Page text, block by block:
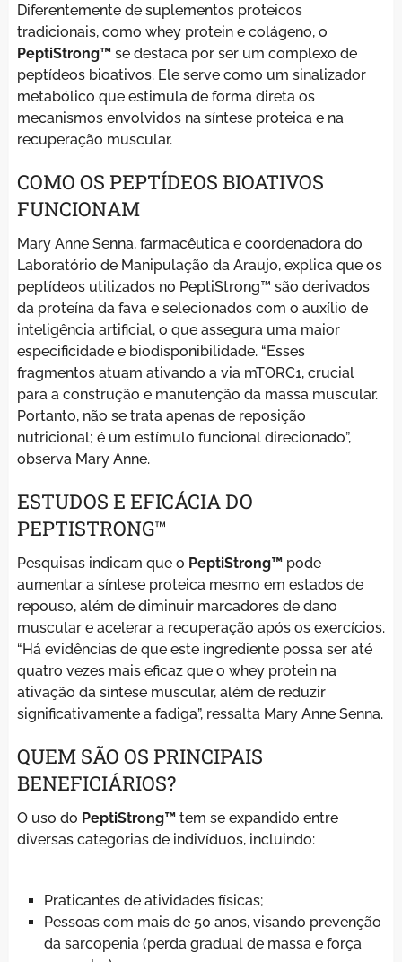
Diferentemente de suplementos proteicos
tradicionais, como whey protein e colágeno, o
PeptiStrong™se destaca por ser um complexo de
peptídeos bioativos. Ele serve como um sinalizador
metabólico que estimula de forma direta os
mecanismos envolvidos na síntese proteica e na
recuperação muscular.
COMO OS PEPTÍDEOS BIOATIVOS
FUNCIONAM
Mary Anne Senna, farmacêutica e coordenadora do
Laboratório de Manipulação da Araujo, explica que os
peptídeos utilizados no PeptiStrong™ são derivados
da proteína da fava e selecionados com o auxílio de
inteligência artificial, o que assegura uma maior
especificidade e biodisponibilidade. “Esses
fragmentos atuam ativando a via mTORC1, crucial
para a construção e manutenção da massa muscular.
Portanto, não se trata apenas de reposição
nutricional; é um estímulo funcional direcionado”,
observa Mary Anne.
ESTUDOS E EFICÁCIA DO
PEPTISTRONG™
Pesquisas indicam que o PeptiStrong™pode
aumentar a síntese proteica mesmo em estados de
repouso, além de diminuir marcadores de dano
muscular e acelerar a recuperação após os exercícios.
“Há evidências de que este ingrediente possa ser até
quatro vezes mais eficaz que o whey protein na
ativação da síntese muscular, além de reduzir
significativamente a fadiga”, ressalta Mary Anne Senna.
QUEM SÃO OS PRINCIPAIS
BENEFICIÁRIOS?
O uso do PeptiStrong™tem se expandido entre
diversas categorias de indivíduos, incluindo:
Praticantes de atividades físicas;
Pessoas com mais de 50 anos, visando prevenção
da sarcopenia (perda gradual de massa e força